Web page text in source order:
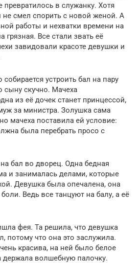
в служанку. Хотя
не смел спорить с новой женой. А
работы и нехватки времени на
грязная. Все стали звать её
завидовали красоте девушки и
устроить бал на пару
сыну скучно. Мачеха
из её дочек станет принцессой,
за министра. Золушка сама
мачеха поставила ей условие:
была перебрать просо с
бал во дворец. Одна бедная
и занималась делами, которые
Девушка была опечалена, она
Ведь все танцуют на балу, а её
фея. Та решила, что девушка
потому что она это заслужила.
красива, на ней было белое
держала волшебную палочку.